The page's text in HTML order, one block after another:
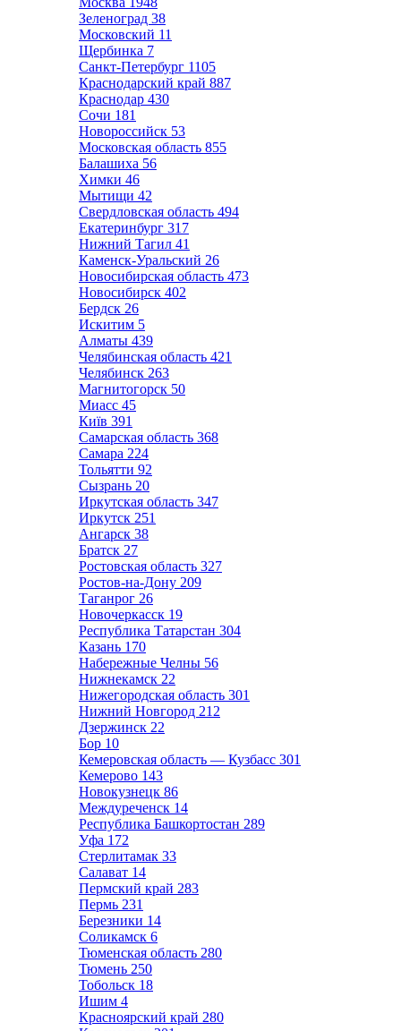
Зеленоград 38
Московский 11
Щербинка 7
Санкт-Петербург 1105
Краснодарский край 887
Краснодар 430
Сочи 181
Новороссийск 53
Московская область 855
Балашиха 56
Химки 46
Мытищи 42
Свердловская область 494
Екатеринбург 317
Нижний Тагил 41
Каменск-Уральский 26
Новосибирская область 473
Новосибирск 402
Бердск 26
Искитим 5
Алматы 439
Челябинская область 421
Челябинск 263
Магнитогорск 50
Миасс 45
Київ 391
Самарская область 368
Самара 224
Тольятти 92
Сызрань 20
Иркутская область 347
Иркутск 251
Ангарск 38
Братск 27
Ростовская область 327
Ростов-на-Дону 209
Таганрог 26
Новочеркасск 19
Республика Татарстан 304
Казань 170
Набережные Челны 56
Нижнекамск 22
Нижегородская область 301
Нижний Новгород 212
Дзержинск 22
Бор 10
Кемеровская область — Кузбасс 301
Кемерово 143
Новокузнецк 86
Междуреченск 14
Республика Башкортостан 289
Уфа 172
Стерлитамак 33
Салават 14
Пермский край 283
Пермь 231
Березники 14
Соликамск 6
Тюменская область 280
Тюмень 250
Тобольск 18
Ишим 4
Красноярский край 280